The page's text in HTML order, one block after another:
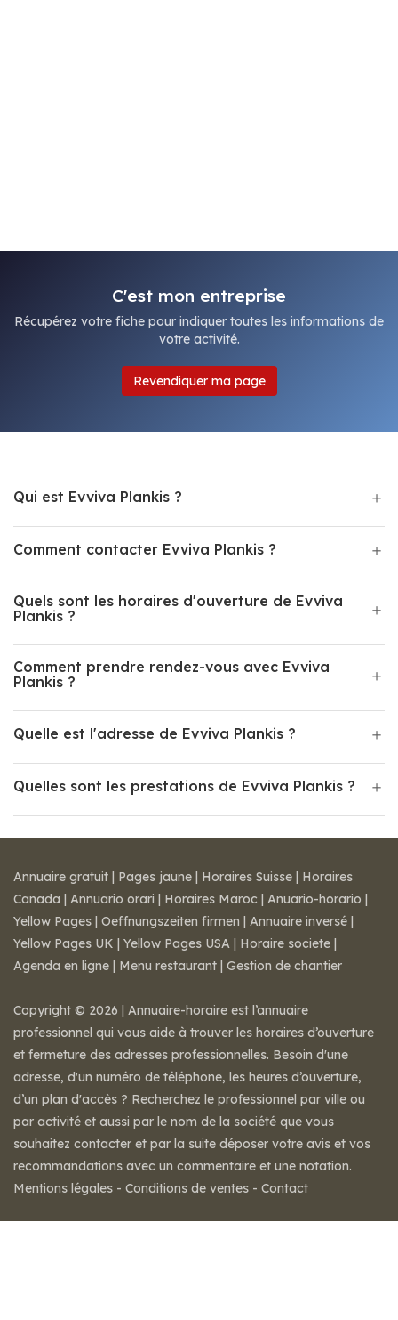
C'est mon entreprise
Récupérez votre fiche pour indiquer toutes les informations de
votre activité.
Revendiquer ma page
Qui est Evviva Plankis ?
Comment contacter Evviva Plankis ?
Quels sont les horaires d'ouverture de Evviva
Plankis ?
Comment prendre rendez-vous avec Evviva
Plankis ?
Quelle est l'adresse de Evviva Plankis ?
Quelles sont les prestations de Evviva Plankis ?
Annuaire gratuit | Pages jaune | Horaires Suisse | Horaires
Canada | Annuario orari | Horaires Maroc | Anuario-horario |
Yellow Pages | Oeffnungszeiten firmen | Annuaire inversé |
Yellow Pages UK | Yellow Pages USA | Horaire societe |
Agenda en ligne | Menu restaurant | Gestion de chantier
Copyright © 2026 | Annuaire-horaire est l’annuaire
professionnel qui vous aide à trouver les horaires d’ouverture
et fermeture des adresses professionnelles. Besoin d'une
adresse, d'un numéro de téléphone, les heures d’ouverture,
d’un plan d'accès ? Recherchez le professionnel par ville ou
par activité et aussi par le nom de la société que vous
souhaitez contacter et par la suite déposer votre avis et vos
recommandations avec un commentaire et une notation.
Mentions légales - Conditions de ventes - Contact